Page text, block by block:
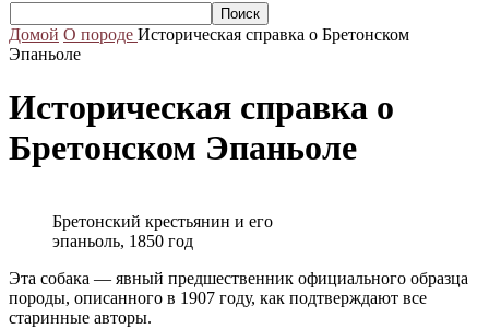
Домой О породе Историческая справка о Бретонском
Эпаньоле
Историческая справка о
Бретонском Эпаньоле
Бретонский крестьянин и его
эпаньоль, 1850 год
Эта собака — явный предшественник официального образца
породы, описанного в 1907 году, как подтверждают все
старинные авторы.